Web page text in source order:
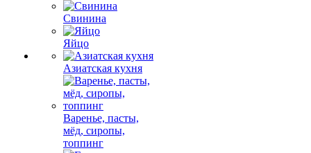
Свинина
Яйцо
Азиатская кухня
Варенье, пасты,
мёд, сиропы,
топпинг